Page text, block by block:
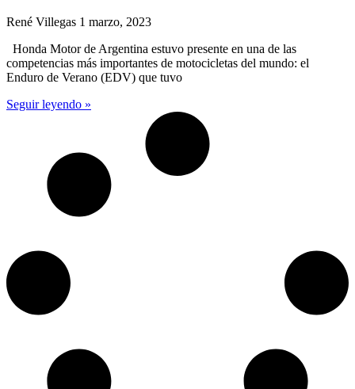
René Villegas 1 marzo, 2023
Honda Motor de Argentina estuvo presente en una de las
competencias más importantes de motocicletas del mundo: el
Enduro de Verano (EDV) que tuvo
Seguir leyendo »